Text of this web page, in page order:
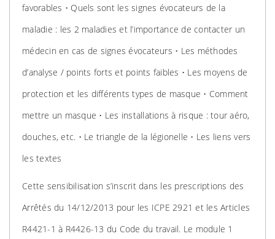
favorables • Quels sont les signes évocateurs de la
maladie : les 2 maladies et l’importance de contacter un
médecin en cas de signes évocateurs • Les méthodes
d’analyse / points forts et points faibles • Les moyens de
protection et les différents types de masque • Comment
mettre un masque • Les installations à risque : tour aéro,
douches, etc. • Le triangle de la légionelle • Les liens vers
les textes
Cette sensibilisation s’inscrit dans les prescriptions des
Arrêtés du 14/12/2013 pour les ICPE 2921 et les Articles
R4421-1 à R4426-13 du Code du travail. Le module 1